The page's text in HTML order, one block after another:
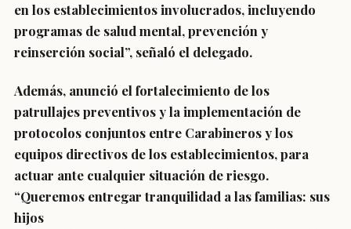
en los establecimientos involucrados, incluyendo
programas de salud mental, prevención y
reinserción social”, señaló el delegado.
Además, anunció el fortalecimiento de los
patrullajes preventivos y la implementación de
protocolos conjuntos entre Carabineros y los
equipos directivos de los establecimientos, para
actuar ante cualquier situación de riesgo.
“Queremos entregar tranquilidad a las familias: sus
hijos